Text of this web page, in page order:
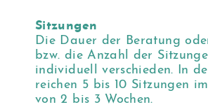
Sitzungen
Die Dauer der Beratung
bzw. die Anzahl der
individuell verschieden. In
reichen 5 bis 10 Sitzungen
von 2 bis 3 Wochen.